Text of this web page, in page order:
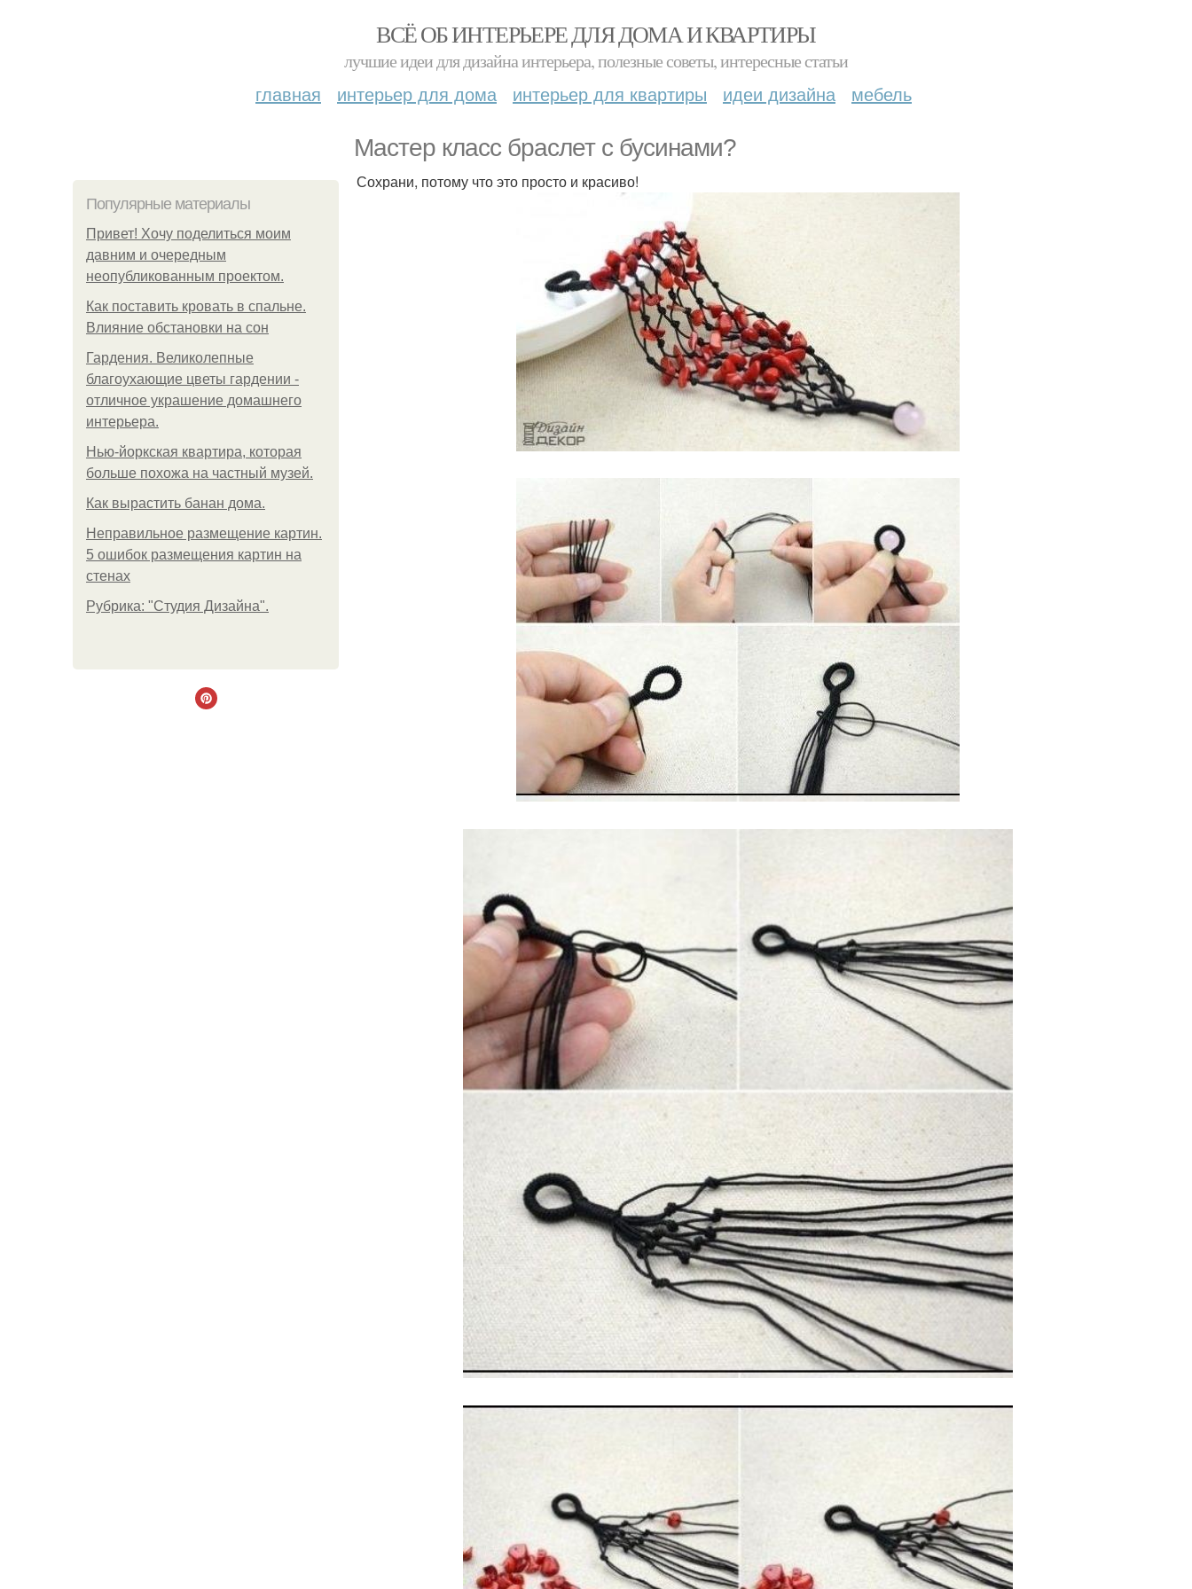
ВСЁ ОБ ИНТЕРЬЕРЕ ДЛЯ ДОМА И КВАРТИРЫ
лучшие идеи для дизайна интерьера, полезные советы, интересные статьи
главная интерьер для дома интерьер для квартиры идеи дизайна мебель
Мастер класс браслет с бусинами?
Популярные материалы
Привет! Хочу поделиться моим
давним и очередным
неопубликованным проектом.
Как поставить кровать в спальне.
Влияние обстановки на сон
Гардения. Великолепные
благоухающие цветы гардении -
отличное украшение домашнего
интерьера.
Нью-йоркская квартира, которая
больше похожа на частный музей.
Как вырастить банан дома.
Неправильное размещение картин.
5 ошибок размещения картин на
стенах
Рубрика: "Студия Дизайна".
Сохрани, потому что это просто и красиво!